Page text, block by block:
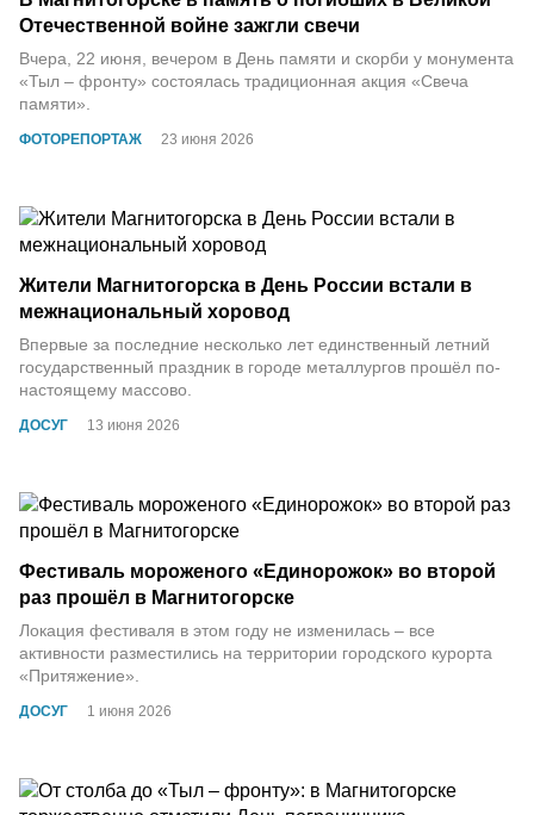
ФОТОРЕПОРТАЖ 23 июня 2026
Отечественной войне зажгли свечи
Вчера, 22 июня, вечером в День памяти и скорби у монумента
«Тыл – фронту» состоялась традиционная акция «Свеча
памяти».
ДОСУГ 13 июня 2026
Жители Магнитогорска в День России встали в
межнациональный хоровод
Впервые за последние несколько лет единственный летний
государственный праздник в городе металлургов прошёл по-
настоящему массово.
ДОСУГ 1 июня 2026
Фестиваль мороженого «Единорожок» во второй
раз прошёл в Магнитогорске
Локация фестиваля в этом году не изменилась – все
активности разместились на территории городского курорта
«Притяжение».